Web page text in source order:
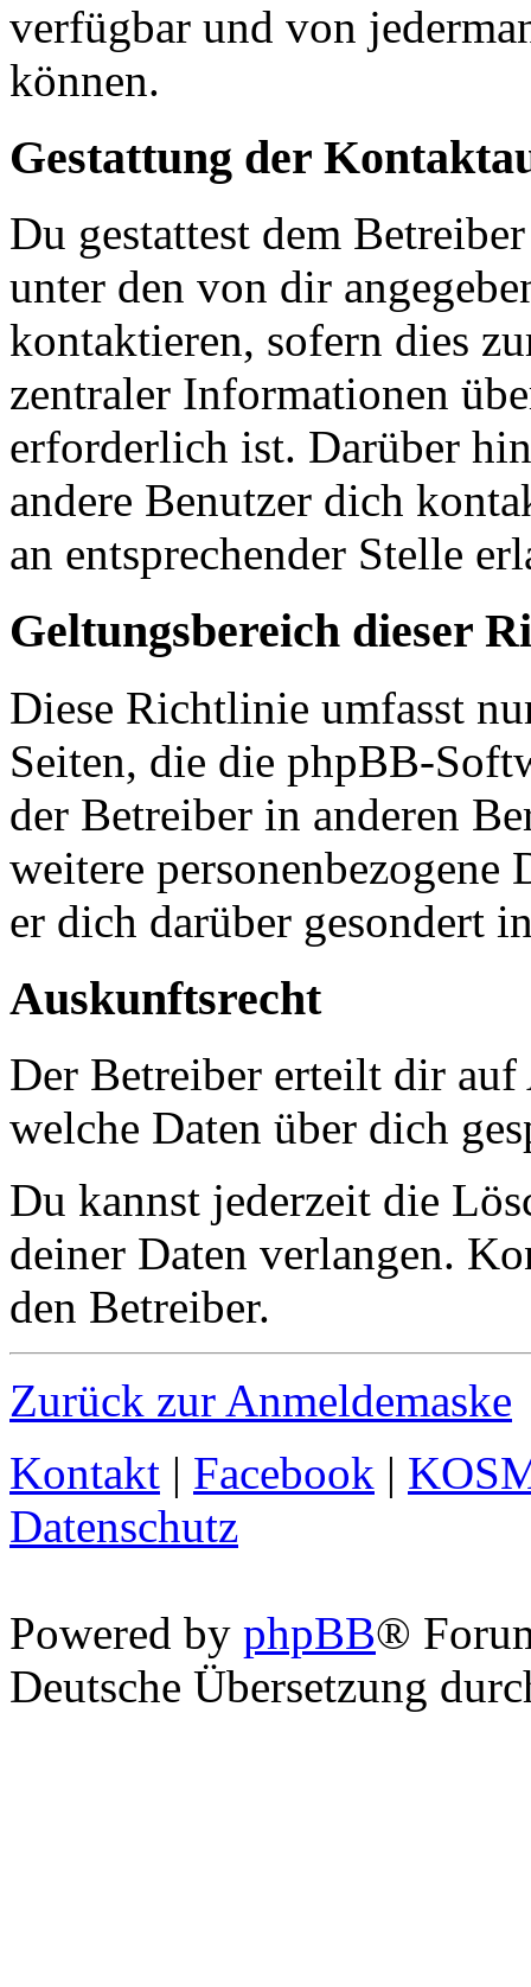
verfügbar und von
können.
Gestattung der
Du gestattest dem
unter den von dir
kontaktieren, sofern dies
zentraler Informationen
erforderlich ist. Darüber
andere Benutzer dich
an entsprechender Stelle
Geltungsbereich dieser
Diese Richtlinie umfasst
Seiten, die die phpBB-
der Betreiber in anderen
weitere personenbezogene
er dich darüber gesondert
Auskunftsrecht
Der Betreiber erteilt dir
welche Daten über dich
Du kannst jederzeit die
deiner Daten verlangen.
den Betreiber.
Zurück zur Anmeldemaske
Kontakt | Facebook |
Datenschutz
Powered by phpBB®
Deutsche Übersetzung